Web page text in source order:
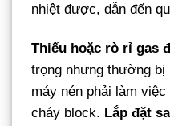
nhiệt được, dẫn đến
Thiếu hoặc rò rỉ gas
trọng nhưng thường bị
máy nén phải làm
cháy block. Lắp đặt